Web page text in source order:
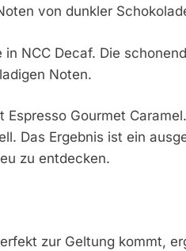
von dunkler
NCC Decaf. Die
Noten.
Espresso Gourmet
Das Ergebnis ist ein
zu entdecken.
zur Geltung kommt,